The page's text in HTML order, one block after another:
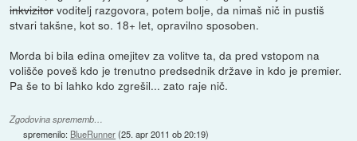
inkvizitorvoditelj razgovora, potem bolje, da nimaš nič in pustiš
stvari takšne, kot so. 18+ let, opravilno sposoben.
Morda bi bila edina omejitev za volitve ta, da pred vstopom na
volišče poveš kdo je trenutno predsednik države in kdo je premier.
Pa še to bi lahko kdo zgrešil... zato raje nič.
Zgodovina sprememb…
spremenilo: BlueRunner(25. apr 2011 ob 20:19)